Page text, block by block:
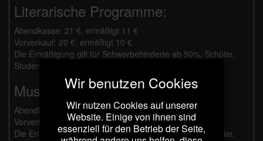
Literarische Programme:
Abendkasse: 21 €, ermäßigt 11 €
Vorverkauf: 20 €, ermäßigt 10 €
Die Ermäßigung gilt für Schwerbehinderte ab 50%, Schüler,
Studenten und Besucher mit Dortmund Pass.
Musikalische Programme:
Abendkasse: 26 €, ermäßigt 14 €
Vorverkauf: 25 €, ermäßigt 13 €
Die Ermäßigung gilt für Schwerbehinderte ab 50%, Schüler,
Wir benutzen Cookies
Wir nutzen Cookies auf unserer
Website. Einige von ihnen sind
essenziell für den Betrieb der Seite,